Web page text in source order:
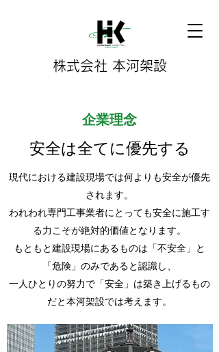
株式会社 本河架設
​企業理念​
​安全は全てに優先する
現代における建設現場では何よりも安全が優先
されます。
われわれ専門工事業者にとっても安全に施工す
る力こそが絶対的価値となります。
​もともと建設現場にあるものは「不安全」と
「危険」のみであると認識し、
一人ひとりの努力で「安全」は築き上げるもの
だと本河架設では考えます。